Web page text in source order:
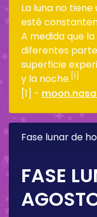
La luna no tiene
esté
A medida que
diferentes
superficie
y la noche. [1]
[1] -
Fase lunar de
FASE